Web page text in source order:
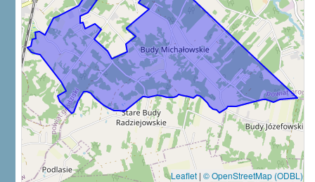
Leaflet | © OpenStreetMap (ODBL)